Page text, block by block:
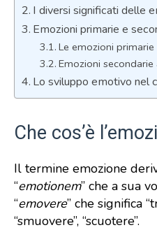
I diversi significati delle
Emozioni primarie e
Le emozioni primarie
Emozioni
Lo sviluppo emotivo nel
Che cos’è
Il termine emozione
“emotionem” che a sua
“emovere” che significa
“smuovere”, “scuotere”.